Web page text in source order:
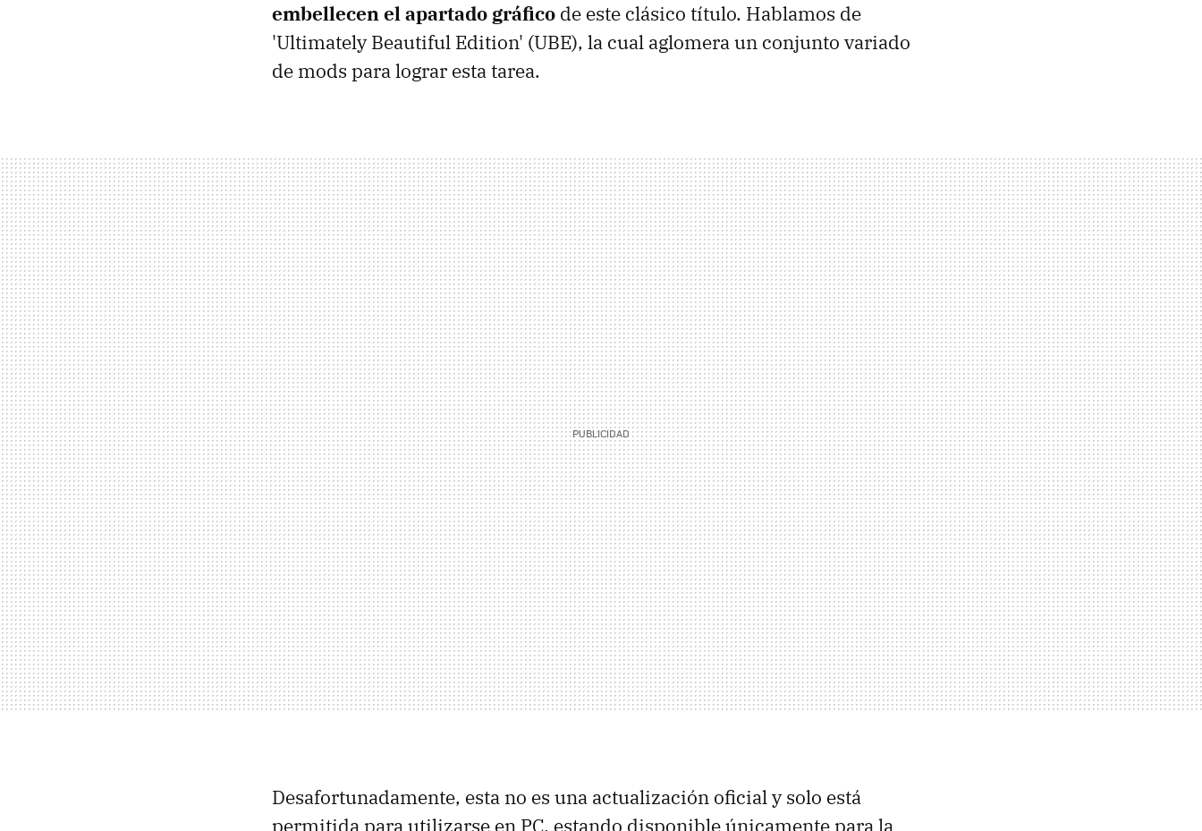
embellecen el apartado gráfico de este clásico título. Hablamos de
'Ultimately Beautiful Edition' (UBE), la cual aglomera un conjunto variado
de mods para lograr esta tarea.
Desafortunadamente, esta no es una actualización oficial y solo está
permitida para utilizarse en PC, estando disponible únicamente para la